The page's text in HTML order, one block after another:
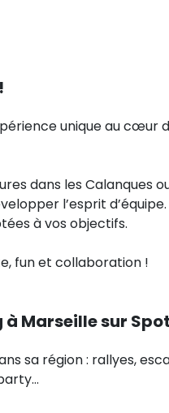
unique au cœur
dans les Calanques
l’esprit d’équipe.
à vos objectifs.
fun et collaboration !
Marseille sur
sa région : rallyes,